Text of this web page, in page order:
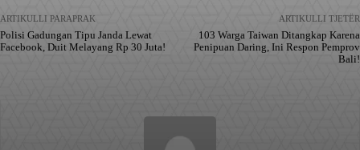
ARTIKULLI PARAPRAK
Polisi Gadungan Tipu Janda Lewat
Facebook, Duit Melayang Rp 30 Juta!
ARTIKULLI TJETËR
103 Warga Taiwan Ditangkap Karena
Penipuan Daring, Ini Respon Pemprov
Bali!